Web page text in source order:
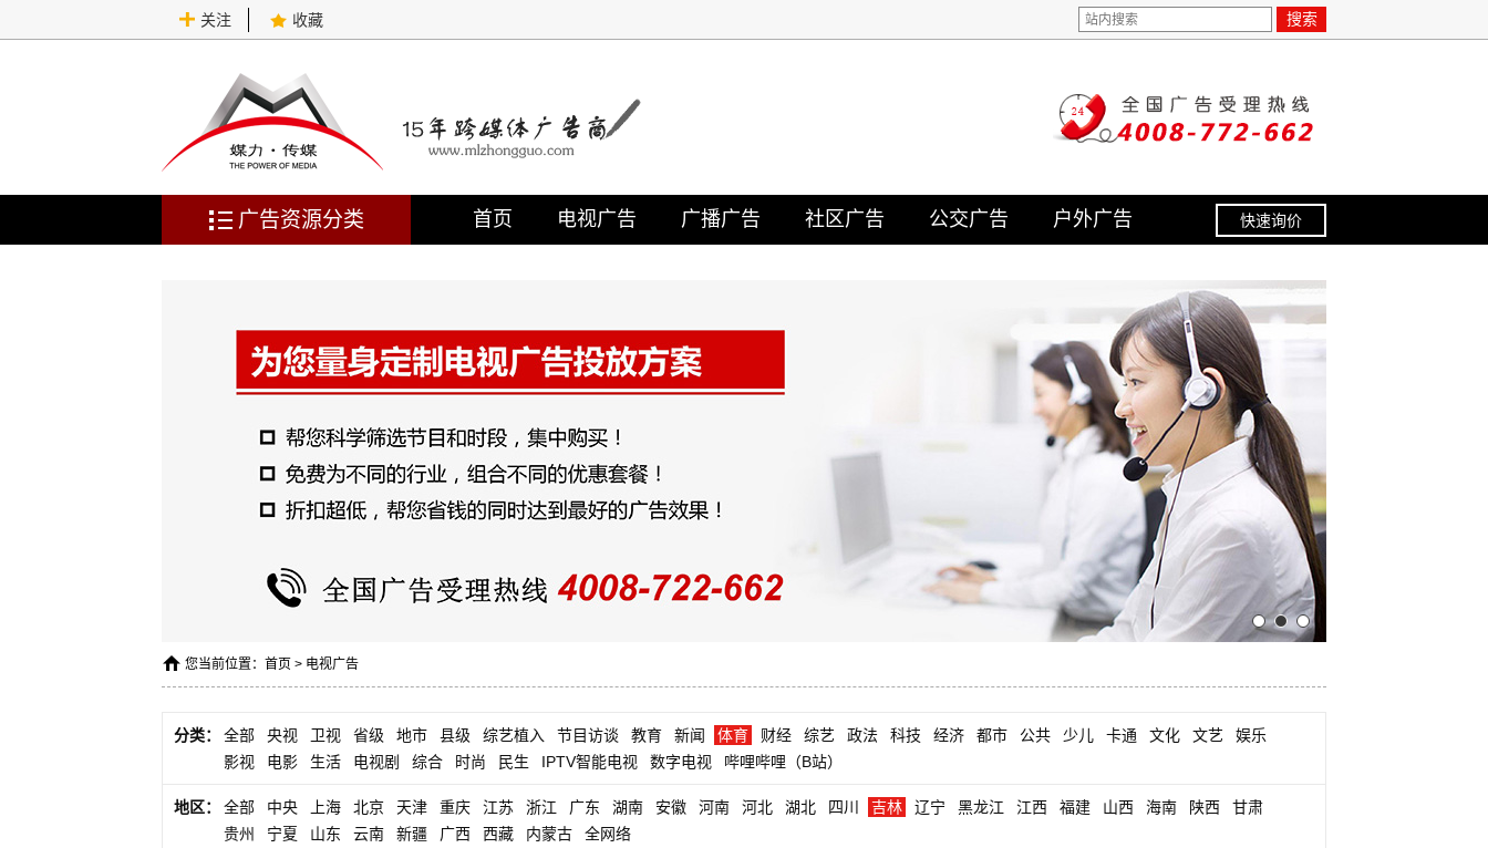
关注 收藏 搜索
广告资源分类 首页 电视广告 广播广告 社区广告 公交广告 户外广告 快速询价
您当前位置： 首页 > 电视广告
分类： 全部 央视 卫视 省级 地市 县级 综艺植入 节目访谈 教育 新闻 体育 财经 综艺 政法 科技 经济 都市 公共 少儿 卡通 文化 文艺
娱乐
影视
电影 生活 电视剧 综合 时尚 民生 IPTV智能电视 数字电视 哔哩哔哩（B站）
地区： 全部 中央 上海 北京 天津 重庆 江苏 浙江 广东 湖南 安徽 河南 河北 湖北 四川 吉林 辽宁 黑龙江 江西 福建 山西 海南 陕西
甘肃
贵州
宁夏 山东 云南 新疆 广西 西藏 内蒙古 全网络